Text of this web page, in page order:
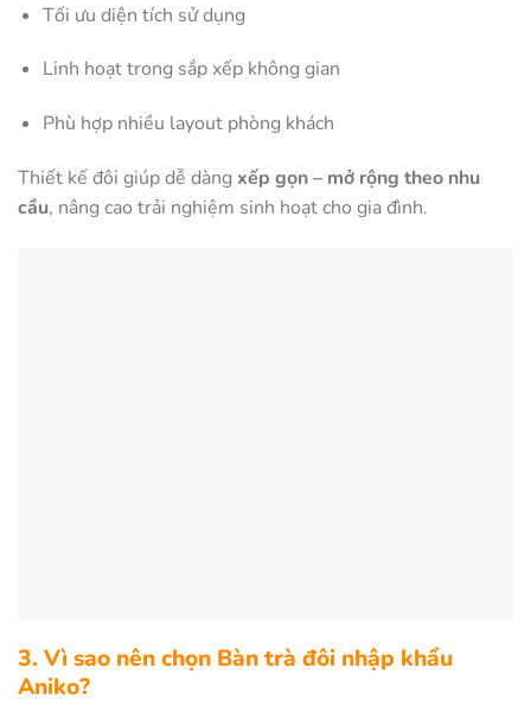
Tối ưu diện tích sử dụng
Linh hoạt trong sắp xếp không gian
Phù hợp nhiều layout phòng khách
Thiết kế đôi giúp dễ dàng xếp gọn – mở rộng theo nhu
cầu, nâng cao trải nghiệm sinh hoạt cho gia đình.
3. Vì sao nên chọn Bàn trà đôi nhập khẩu
Aniko?